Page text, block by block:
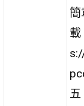
簡
五